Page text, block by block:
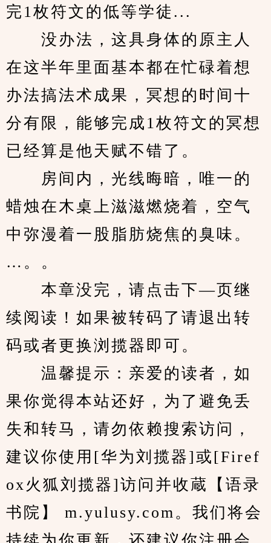
完1枚符文的低等学徒...
没办法，这具身体的原主人
在这半年里面基本都在忙碌着想
办法搞法术成果，冥想的时间十
分有限，能够完成1枚符文的冥想
已经算是他天赋不错了。
房间内，光线晦暗，唯一的
蜡烛在木桌上滋滋燃烧着，空气
中弥漫着一股脂肪烧焦的臭味。
…。。
本章没完，请点击下—页继
续阅读！如果被转码了请退出转
码或者更换浏揽器即可。
温馨提示：亲爱的读者，如
果你觉得本站还好，为了避免丢
失和转马，请勿依赖搜索访问，
建议你使用[华为刘揽器]或[Firef
ox火狐刘揽器]访问并收蔵【语录
书院】 m.yulusy.com。我们将会